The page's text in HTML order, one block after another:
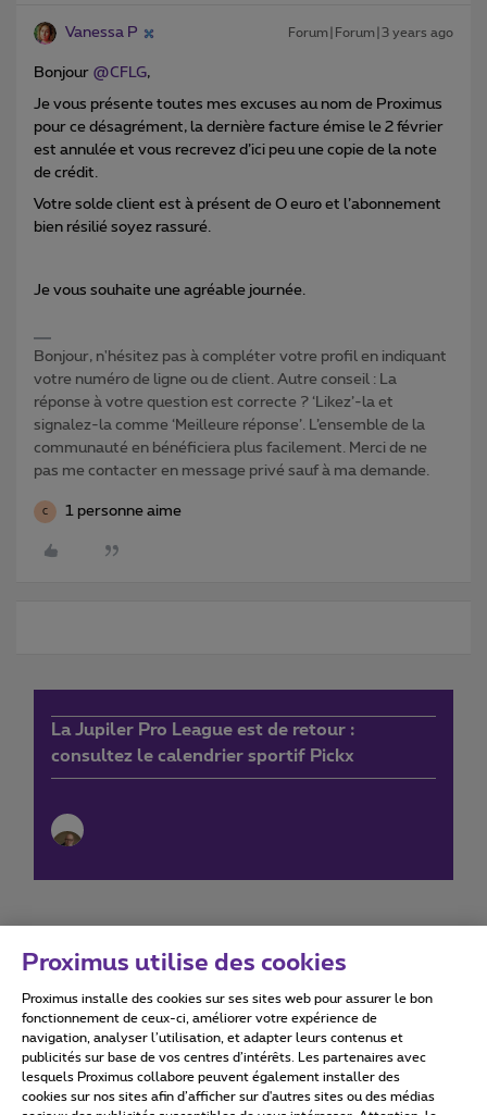
Vanessa P Forum|Forum|3 years ago
Bonjour @CFLG,
Je vous présente toutes mes excuses au nom de Proximus
pour ce désagrément, la dernière facture émise le 2 février
est annulée et vous recrevez d’ici peu une copie de la note
de crédit.
Votre solde client est à présent de O euro et l’abonnement
bien résilié soyez rassuré.
Je vous souhaite une agréable journée.
Bonjour, n'hésitez pas à compléter votre profil en indiquant
votre numéro de ligne ou de client. Autre conseil : La
réponse à votre question est correcte ? ‘Likez’-la et
signalez-la comme ‘Meilleure réponse’. L’ensemble de la
communauté en bénéficiera plus facilement. Merci de ne
pas me contacter en message privé sauf à ma demande.
C 1 personne aime
La Jupiler Pro League est de retour :
consultez le calendrier sportif Pickx
Conditions d'utilisation Accessibility statement
Proximus utilise des cookies
Proximus installe des cookies sur ses sites web pour assurer le bon
fonctionnement de ceux-ci, améliorer votre expérience de
navigation, analyser l’utilisation, et adapter leurs contenus et
publicités sur base de vos centres d’intérêts. Les partenaires avec
lesquels Proximus collabore peuvent également installer des
cookies sur nos sites afin d’afficher sur d'autres sites ou des médias